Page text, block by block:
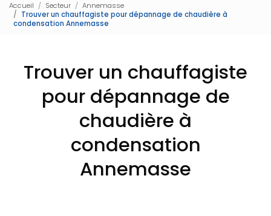
Accueil Secteur
Annemasse
Trouver un chauffagiste pour dépannage de chaudière à
condensation Annemasse
Trouver un chauffagiste
pour dépannage de
chaudière à
condensation
Annemasse